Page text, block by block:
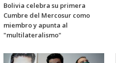
Bolivia celebra su primera
Cumbre del Mercosur como
miembro y apunta al
"multilateralismo"